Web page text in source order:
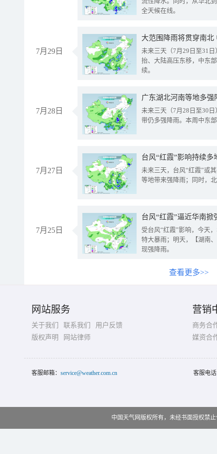
全天候在线。
7月29日
大范围降雨将贯穿南
未来三天（7月29日至31
抬、大陆高压东移，中东
续。
7月28日
广东湖北河南等地多
未来三天（7月28日至30
带仍多强降雨。本周中东
7月27日
台风“红霞”影响持续
未来三天，台风“红霞”或
等地带来强降雨；同时，
7月25日
台风“红霞”逼近华南
受台风“红霞”影响，今天
特大暴雨；明天，【湖南
现强降雨。
查看更多>>
网站服务
关于我们 联系我们
用户反馈
版权声明
网站律师
营销
商务合
媒资合
客服邮箱： service@weather.com.cn 客服电
中国天气网版权所有，未经书面授权